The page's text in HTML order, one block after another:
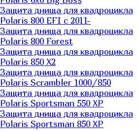
Защита днища для квадроцикла
Polaris 800 EFI с 2011-
Защита днища для квадроцикла
Polaris 800 Forest
Защита днища для квадроцикла
Polaris 850 X2
Защита днища для квадроцикла
Polaris Scrambler 1000/850
Защита днища для квадроцикла
Polaris Sportsman 550 XP
Защита днища для квадроцикла
Polaris Sportsman 850 XP